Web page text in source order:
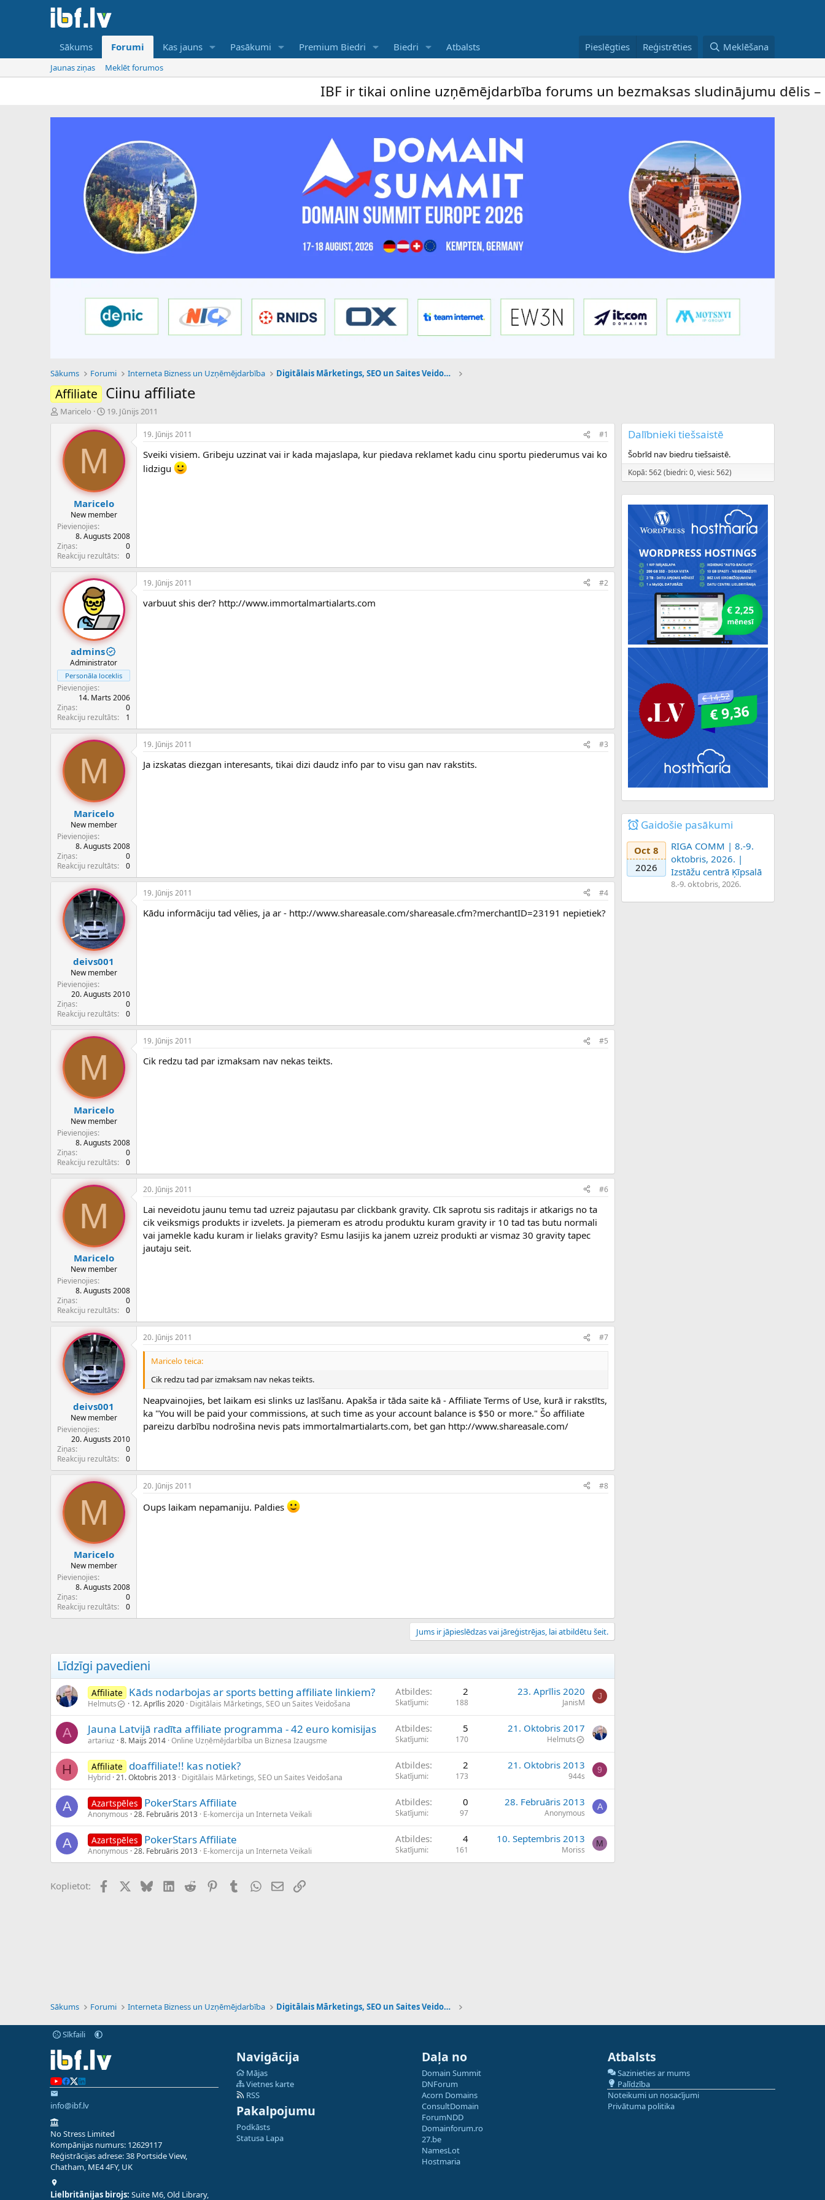
Sākums Forumi Kas jauns Pasākumi Premium Biedri Biedri Atbalsts Pieslēgties Reģistrēties Meklēšana
Jaunas ziņas Meklēt forumos
IBF ir tikai online uzņēmējdarbība forums un bezmaksas sludinājumu dēlis – dalība
Sākums Forumi Interneta Bizness un Uzņēmējdarbība Digitālais Mārketings, SEO un Saites Veidošana
Affiliate Ciinu affiliate
P
e
d
e
z
s
ā
c
ē
Maricelo
S
k
a
t
u
m
s
19. Jūnijs 2011
M
Maricelo
New member
Pievienojies
8. Augusts 2008
Ziņas
0
Reakciju rezultāts
0
19. Jūnijs 2011 #1
Sveiki visiem. Gribeju uzzinat vai ir kada majaslapa, kur piedava reklamet kadu cinu sportu piederumus vai ko
lidzigu
admins
Administrator
Personāla loceklis
Pievienojies
14. Marts 2006
Ziņas
0
Reakciju rezultāts
1
19. Jūnijs 2011 #2
varbuut shis der? http://www.immortalmartialarts.com
M
Maricelo
New member
Pievienojies
8. Augusts 2008
Ziņas
0
Reakciju rezultāts
0
19. Jūnijs 2011 #3
Ja izskatas diezgan interesants, tikai dizi daudz info par to visu gan nav rakstits.
deivs001
New member
Pievienojies
20. Augusts 2010
Ziņas
0
Reakciju rezultāts
0
19. Jūnijs 2011 #4
Kādu informāciju tad vēlies, ja ar - http://www.shareasale.com/shareasale.cfm?merchantID=23191 nepietiek?
M
Maricelo
New member
Pievienojies
8. Augusts 2008
Ziņas
0
Reakciju rezultāts
0
19. Jūnijs 2011 #5
Cik redzu tad par izmaksam nav nekas teikts.
M
Maricelo
New member
Pievienojies
8. Augusts 2008
Ziņas
0
Reakciju rezultāts
0
20. Jūnijs 2011 #6
Lai neveidotu jaunu temu tad uzreiz pajautasu par clickbank gravity. CIk saprotu sis raditajs ir atkarigs no ta
cik veiksmigs produkts ir izvelets. Ja piemeram es atrodu produktu kuram gravity ir 10 tad tas butu normali
vai jamekle kadu kuram ir lielaks gravity? Esmu lasijis ka janem uzreiz produkti ar vismaz 30 gravity tapec
jautaju seit.
deivs001
New member
Pievienojies
20. Augusts 2010
Ziņas
0
Reakciju rezultāts
0
20. Jūnijs 2011 #7
Maricelo teica:
Cik redzu tad par izmaksam nav nekas teikts.
Neapvainojies, bet laikam esi slinks uz lasīšanu. Apakša ir tāda saite kā - Affiliate Terms of Use, kurā ir rakstīts,
ka "You will be paid your commissions, at such time as your account balance is $50 or more." Šo affiliate
pareizu darbību nodrošina nevis pats immortalmartialarts.com, bet gan http://www.shareasale.com/
M
Maricelo
New member
Pievienojies
8. Augusts 2008
Ziņas
0
Reakciju rezultāts
0
20. Jūnijs 2011 #8
Oups laikam nepamaniju. Paldies
Jums ir jāpieslēdzas vai jāreģistrējas, lai atbildētu šeit.
Līdzīgi pavedieni
Affiliate Kāds nodarbojas ar sports betting affiliate linkiem?
Helmuts 12. Aprīlis 2020 Digitālais Mārketings, SEO un Saites Veidošana
Atbildes 2
Skatījumi 188
23. Aprīlis 2020
JanisM
J
A Jauna Latvijā radīta affiliate programma - 42 euro komisijas
artariuz 8. Maijs 2014 Online Uzņēmējdarbība un Biznesa Izaugsme
Atbildes 5
Skatījumi 170
21. Oktobris 2017
Helmuts
H Affiliate doaffiliate!! kas notiek?
Hybrid 21. Oktobris 2013 Digitālais Mārketings, SEO un Saites Veidošana
Atbildes 2
Skatījumi 173
21. Oktobris 2013
944s
9
A Azartspēles PokerStars Affiliate
Anonymous 28. Februāris 2013 E-komercija un Interneta Veikali
Atbildes 0
Skatījumi 97
28. Februāris 2013
Anonymous
A
A Azartspēles PokerStars Affiliate
Anonymous 28. Februāris 2013 E-komercija un Interneta Veikali
Atbildes 4
Skatījumi 161
10. Septembris 2013
Moriss
M
Koplietot: FacebookX (Twitter)
BlueskyLinkedIn
Reddit PinterestTumblrWhatsApp
E-pastsSaiti
Dalībnieki tiešsaistē
Šobrīd nav biedru tiešsaistē.
Kopā: 562 (biedri: 0, viesi: 562)
Gaidošie pasākumi
Oct 8
2026
RIGA COMM | 8.-9.
oktobris, 2026. |
Izstāžu centrā Ķīpsalā
8.-9. oktobris, 2026.
Sākums Forumi Interneta Bizness un Uzņēmējdarbība Digitālais Mārketings, SEO un Saites Veidošana
Sīkfaili
info@ibf.lv
No Stress Limited
Kompānijas numurs: 12629117
Reģistrācijas adrese: 38 Portside View,
Chatham, ME4 4FY, UK
Lielbritānijas birojs: Suite M6, Old Library,
Navigācija
Mājas
Vietnes karte
RSS
Pakalpojumu
Podkāsts
Statusa Lapa
Daļa no
Domain Summit
DNForum
Acorn Domains
ConsultDomain
ForumNDD
Domainforum.ro
27.be
NamesLot
Hostmaria
Atbalsts
Sazinieties ar mums
Palīdzība
Noteikumi un nosacījumi
Privātuma politika